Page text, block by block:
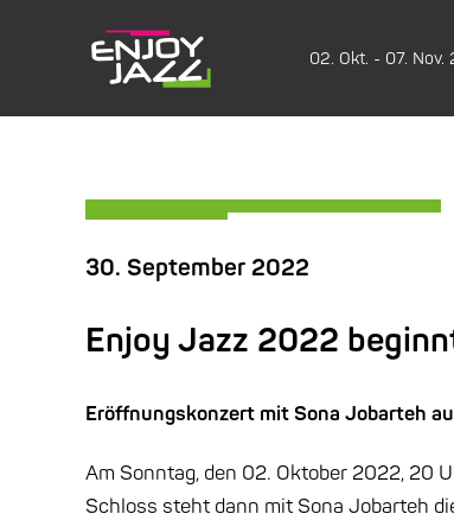
02. Okt. - 07. Nov.
30. September 2022
Enjoy Jazz 2022
Eröffnungskonzert mit Sona Jobarteh
Am Sonntag, den 02. Oktober 2022, 20
Schloss steht dann mit Sona Jobarteh